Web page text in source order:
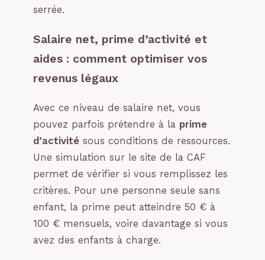
serrée.
Salaire net, prime d’activité et
aides : comment optimiser vos
revenus légaux
Avec ce niveau de salaire net, vous
pouvez parfois prétendre à la prime
d’activité sous conditions de ressources.
Une simulation sur le site de la CAF
permet de vérifier si vous remplissez les
critères. Pour une personne seule sans
enfant, la prime peut atteindre 50 € à
100 € mensuels, voire davantage si vous
avez des enfants à charge.